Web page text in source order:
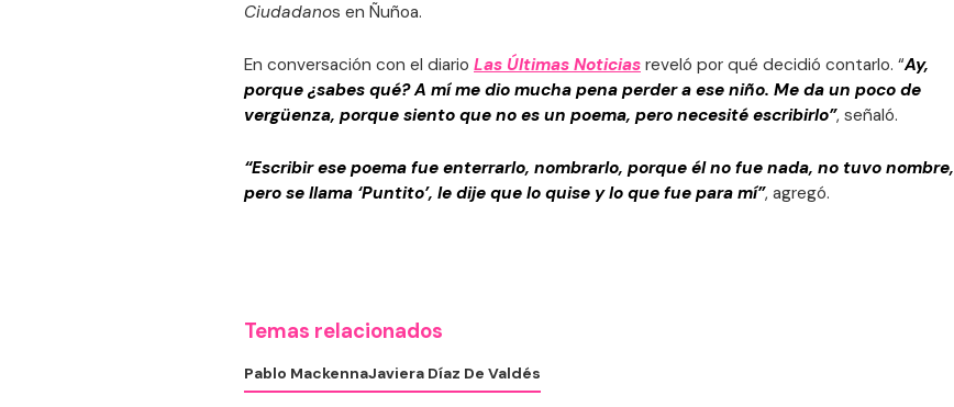
Ciudadanos en Ñuñoa.
En conversación con el diario Las Últimas Noticias reveló por qué decidió contarlo. “Ay,
porque ¿sabes qué? A mí me dio mucha pena perder a ese niño. Me da un poco de
vergüenza, porque siento que no es un poema, pero necesité escribirlo”, señaló.
“Escribir ese poema fue enterrarlo, nombrarlo, porque él no fue nada, no tuvo nombre,
pero se llama ‘Puntito’, le dije que lo quise y lo que fue para mí”, agregó.
Temas relacionados
Pablo MackennaJaviera Díaz De Valdés